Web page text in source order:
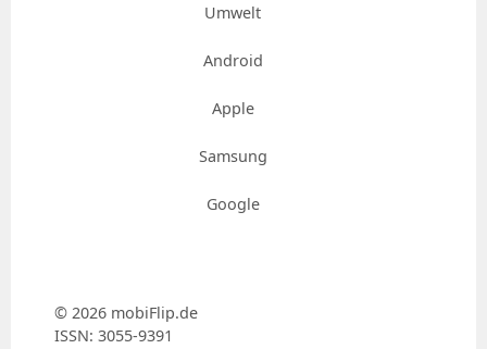
Umwelt
Android
Apple
Samsung
Google
© 2026 mobiFlip.de
ISSN: 3055-9391